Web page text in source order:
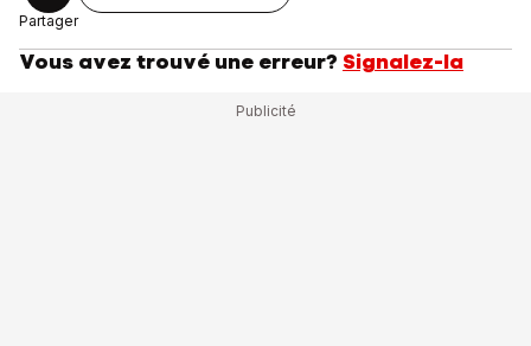
Partager
Vous avez trouvé une erreur? Signalez-la